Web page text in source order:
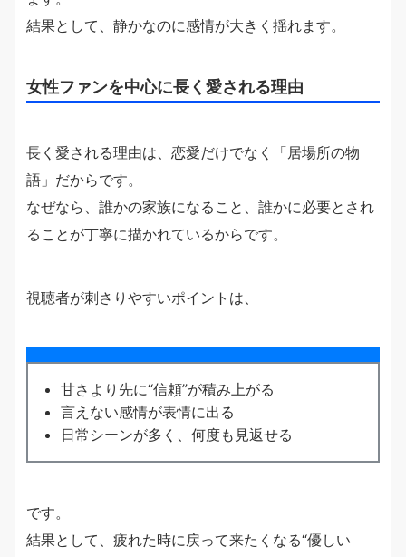
結果として、静かなのに感情が大きく揺れます。
女性ファンを中心に長く愛される理由
長く愛される理由は、恋愛だけでなく「居場所の物
語」だからです。
なぜなら、誰かの家族になること、誰かに必要とされ
ることが丁寧に描かれているからです。
視聴者が刺さりやすいポイントは、
甘さより先に“信頼”が積み上がる
言えない感情が表情に出る
日常シーンが多く、何度も見返せる
です。
結果として、疲れた時に戻って来たくなる“優しい